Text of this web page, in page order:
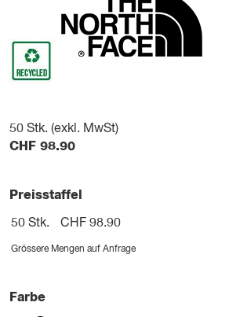
50 Stk. (exkl. MwSt)
CHF 98.90
Preisstaffel
50 Stk. CHF 98.90
Grössere Mengen auf Anfrage
Farbe